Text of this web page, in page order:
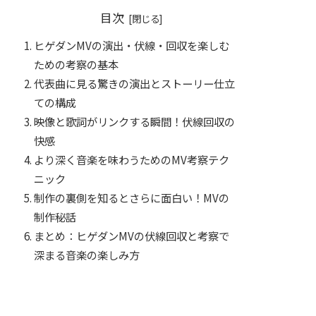
目次
ヒゲダンMVの演出・伏線・回収を楽しむ
ための考察の基本
代表曲に見る驚きの演出とストーリー仕立
ての構成
映像と歌詞がリンクする瞬間！伏線回収の
快感
より深く音楽を味わうためのMV考察テク
ニック
制作の裏側を知るとさらに面白い！MVの
制作秘話
まとめ：ヒゲダンMVの伏線回収と考察で
深まる音楽の楽しみ方